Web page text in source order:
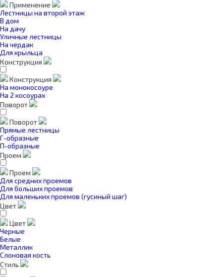
Применение
Лестницы на второй этаж
В дом
На дачу
Уличные лестницы
На чердак
Для крыльца
Конструкция
Конструкция
На монокосоуре
На 2 косоурах
Поворот
Поворот
Прямые лестницы
Г-образные
П-образные
Проем
Проем
Для средних проемов
Для больших проемов
Для маленьких проемов (гусиный шаг)
Цвет
Цвет
Черные
Белые
Металлик
Слоновая кость
Стиль